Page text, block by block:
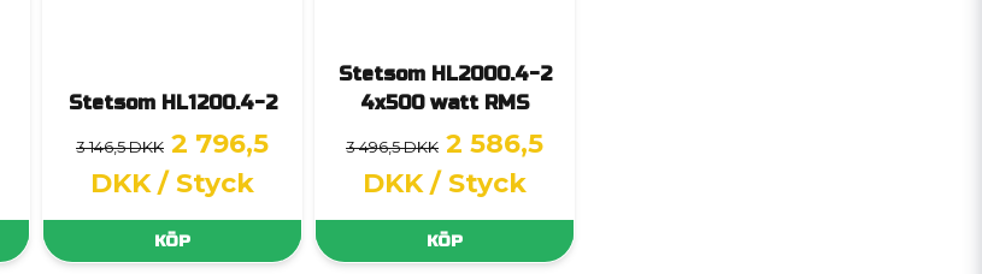
Stetsom HL1200.4-2
3 146,5 DKK 2 796,5
DKK / Styck
KÖP
Stetsom HL2000.4-2
4x500 watt RMS
3 496,5 DKK 2 586,5
DKK / Styck
KÖP